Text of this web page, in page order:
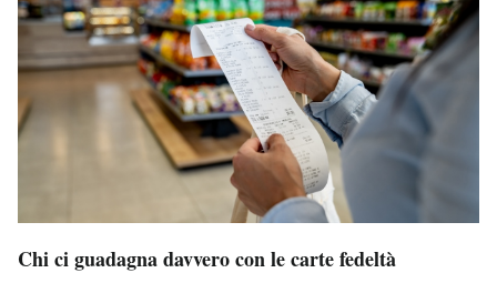
Chi ci guadagna davvero con le carte fedeltà